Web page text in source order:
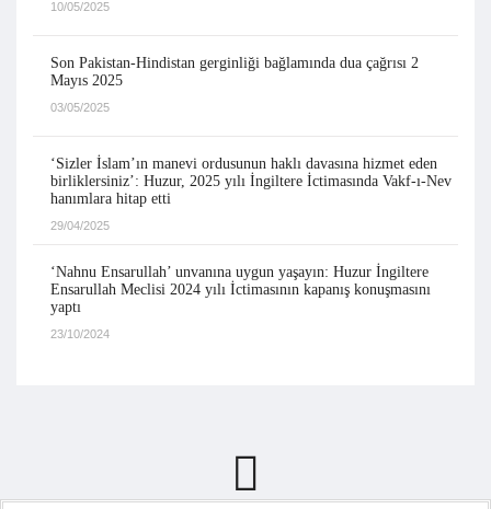
10/05/2025
Son Pakistan-Hindistan gerginliği bağlamında dua çağrısı 2
Mayıs 2025
03/05/2025
‘Sizler İslam’ın manevi ordusunun haklı davasına hizmet eden
birliklersiniz’: Huzur, 2025 yılı İngiltere İctimasında Vakf-ı-Nev
hanımlara hitap etti
29/04/2025
‘Nahnu Ensarullah’ unvanına uygun yaşayın: Huzur İngiltere
Ensarullah Meclisi 2024 yılı İctimasının kapanış konuşmasını
yaptı
23/10/2024